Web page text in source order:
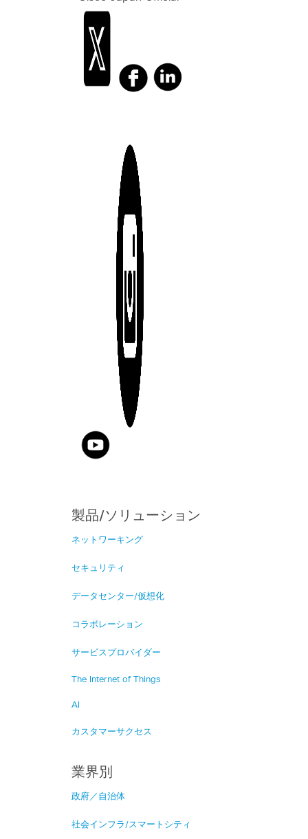
製品/ソリューション
ネットワーキング
セキュリティ
データセンター/仮想化
コラボレーション
サービスプロバイダー
The Internet of Things
AI
カスタマーサクセス
業界別
政府／自治体
社会インフラ/スマートシティ